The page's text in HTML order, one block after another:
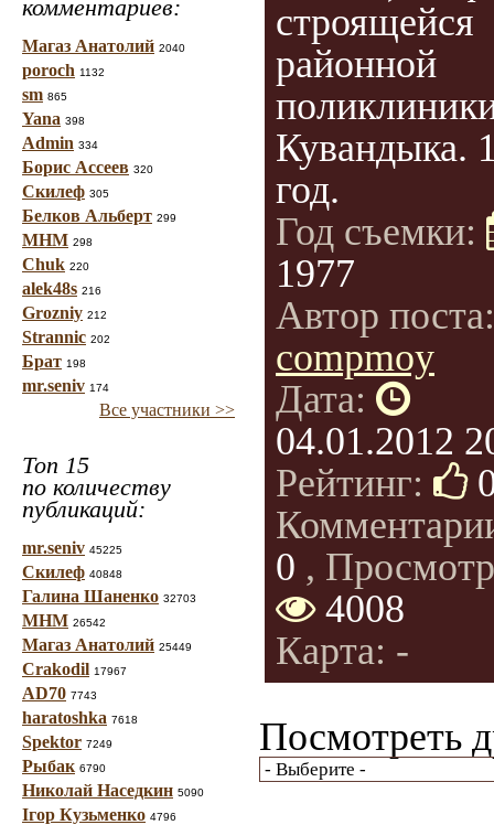
комментариев:
Магаз Анатолий 2040
poroch 1132
sm 865
Yana 398
Admin 334
Борис Ассеев 320
Скилеф 305
Белков Альберт 299
МНМ 298
Chuk 220
alek48s 216
Grozniy 212
Strannic 202
Брат 198
mr.seniv 174
Все участники >>
Топ 15
по количеству
публикаций:
mr.seniv 45225
Скилеф 40848
Галина Шаненко 32703
МНМ 26542
Магаз Анатолий 25449
Crakodil 17967
AD70 7743
haratoshka 7618
Spektor 7249
Рыбак 6790
Николай Наседкин 5090
Ігор Кузьменко 4796
строящейся
районной
Кувандыка.
год.
Год съемки:
1977
Автор
compmoy
Дата:
04.01.2012
Рейтинг:
0 ,
4008
Карта: -
Посмотреть